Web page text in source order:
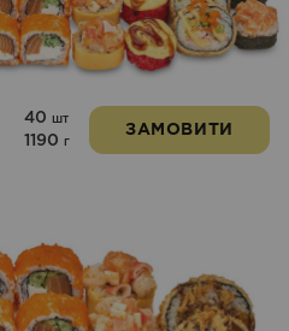
40 шт
1190 г
ЗАМОВИТИ